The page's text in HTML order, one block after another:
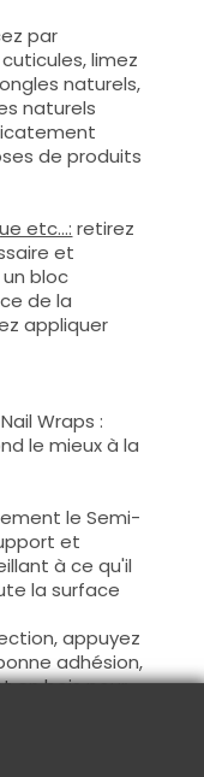
par
limez
naturels,
naturels
de produits
etc...: retirez
et
bloc
de la
appliquer
Wraps :
le mieux à la
le Semi-
et
à ce qu'il
la surface
appuyez
adhésion,
en bois pour
Gel Sticker